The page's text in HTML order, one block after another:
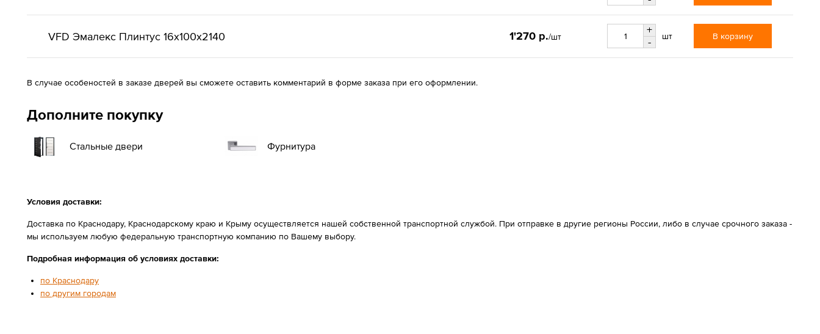
VFD Эмалекс Плинтус 16x100x2140 1'270 р./шт
+
-
шт В корзину
В случае особеностей в заказе дверей вы сможете оставить комментарий в форме заказа при его оформлении.
Дополните покупку
Стальные двери Фурнитура
Условия доставки:
Доставка по Краснодару, Краснодарскому краю и Крыму осуществляется нашей собственной транспортной службой. При отправке в другие регионы России, либо в случае срочного заказа -
мы используем любую федеральную транспортную компанию по Вашему выбору.
Подробная информация об условиях доставки:
по Краснодару
по другим городам